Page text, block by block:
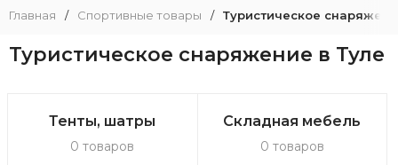
Главная / Спортивные товары / Туристическое
Туристическое снаряжение в Туле
Тенты, шатры
0 товаров
Складная мебель
0 товаров